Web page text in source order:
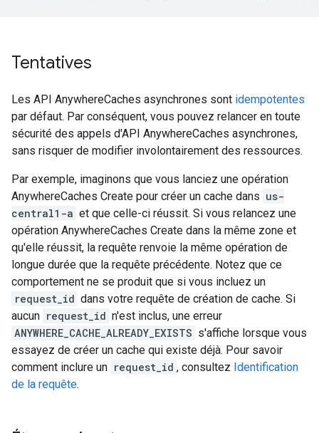
Tentatives
Les API AnywhereCaches asynchrones sont idempotentes
par défaut. Par conséquent, vous pouvez relancer en toute
sécurité des appels d'API AnywhereCaches asynchrones,
sans risquer de modifier involontairement des ressources.
Par exemple, imaginons que vous lanciez une opération
AnywhereCaches Create pour créer un cache dans us-
central1-a et que celle-ci réussit. Si vous relancez une
opération AnywhereCaches Create dans la même zone et
qu'elle réussit, la requête renvoie la même opération de
longue durée que la requête précédente. Notez que ce
comportement ne se produit que si vous incluez un
request_id dans votre requête de création de cache. Si
aucun request_id n'est inclus, une erreur
ANYWHERE_CACHE_ALREADY_EXISTS s'affiche lorsque vous
essayez de créer un cache qui existe déjà. Pour savoir
comment inclure un request_id , consultez Identification
de la requête.